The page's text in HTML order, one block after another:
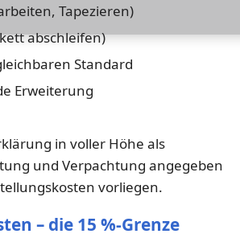
Tapezieren)
abschleifen)
Standard
Erweiterung
in voller Höhe als
und Verpachtung angegeben
vorliegen.
– die 15 %-Grenze